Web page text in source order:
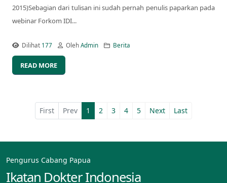
2015)Sebagian dari tulisan ini sudah pernah penulis paparkan pada
webinar Forkom IDI...
Dilihat 177 OlehAdmin Berita
READ MORE
First Prev 1 2 3 4 5 Next Last
Pengurus Cabang Papua
Ikatan Dokter Indonesia